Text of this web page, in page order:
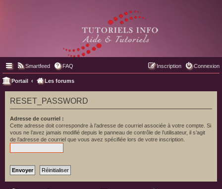
Smartfeed FAQ Connexion
Inscription
Portail Les forums
RESET_PASSWORD
Adresse de courriel :
Cette adresse doit correspondre à l’adresse de courriel associée à votre compte. Si
vous ne l’avez jamais modifié depuis le panneau de contrôle de l’utilisateur, il s’agit
de l’adresse de courriel que vous avez spécifiée lors de votre inscription.